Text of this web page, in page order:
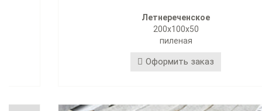
Летнереченское
200х100х50
Оформить заказ